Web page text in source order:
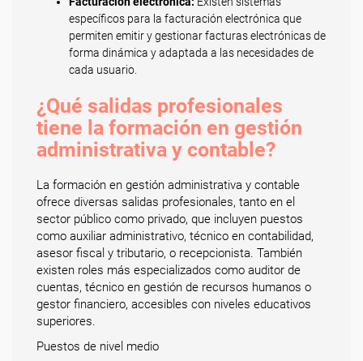
específicos para la facturación electrónica que
permiten emitir y gestionar facturas electrónicas de
forma dinámica y adaptada a las necesidades de
cada usuario.
¿Qué salidas profesionales
tiene la formación en gestión
administrativa y contable?
La formación en gestión administrativa y contable
ofrece diversas salidas profesionales, tanto en el
sector público como privado, que incluyen puestos
como auxiliar administrativo, técnico en contabilidad,
asesor fiscal y tributario, o recepcionista. También
existen roles más especializados como auditor de
cuentas, técnico en gestión de recursos humanos o
gestor financiero, accesibles con niveles educativos
superiores.
Puestos de nivel medio